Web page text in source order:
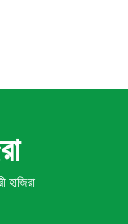
হাজিরা